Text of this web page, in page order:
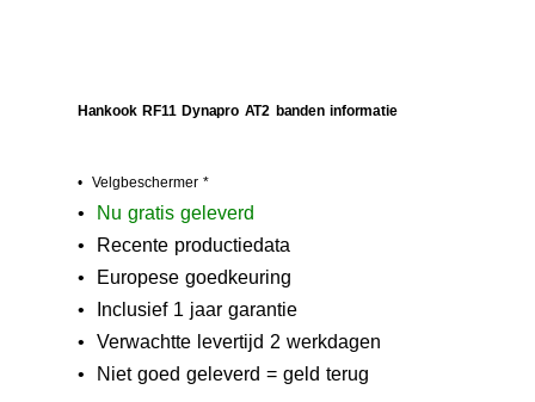
Hankook RF11 Dynapro AT2 banden informatie
• Velgbeschermer *
• N u gratis geleverd
• Recente productiedata
• Europese goedkeuring
• Inclusief 1 jaar garantie
• Verwachtte levertijd 2 werkdagen
• Niet goed geleverd = geld terug